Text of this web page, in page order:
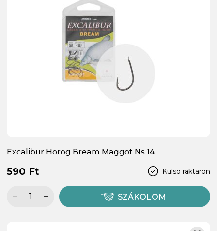
Excalibur Horog Bream Maggot Ns 14
Külső raktáron
590 Ft
SZÁKOLOM